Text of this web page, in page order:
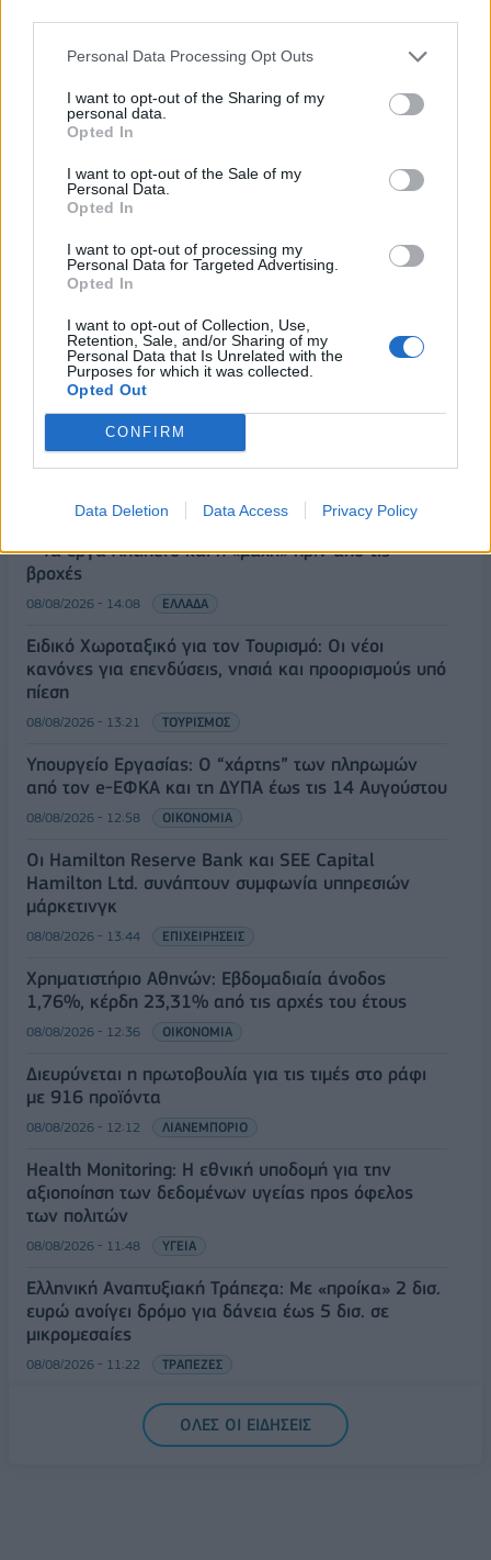
Personal Data Processing Opt Outs
I want to opt-out of the Sharing of my
personal data.
Opted In
I want to opt-out of the Sale of my
Personal Data.
Opted In
I want to opt-out of processing my
Personal Data for Targeted Advertising.
Opted In
I want to opt-out of Collection, Use,
Retention, Sale, and/or Sharing of my
Personal Data that Is Unrelated with the
Purposes for which it was collected.
Opted Out
CONFIRM
Data Deletion Data Access Privacy Policy
ΡΟΗ ΕΙΔΗΣΕΩΝ
Κορυφώνεται η έξοδος του Αυγούστου – Πάνω από
56.000 επιβάτες αναχωρούν σήμερα από τα
λιμάνια της Αττικής
Δυτική Αττική: Η επόμενη ημέρα μετά τις πυρκαγιές
– Τα έργα Antinero και η «μάχη» πριν από τις
βροχές
08/08/2026 - 14:08 ΕΛΛΑΔΑ
Ειδικό Χωροταξικό για τον Τουρισμό: Οι νέοι
κανόνες για επενδύσεις, νησιά και προορισμούς υπό
πίεση
08/08/2026 - 13:21 ΤΟΥΡΙΣΜΟΣ
Υπουργείο Εργασίας: Ο “χάρτης” των πληρωμών
από τον e-ΕΦΚΑ και τη ΔΥΠΑ έως τις 14 Αυγούστου
08/08/2026 - 12:58 ΟΙΚΟΝΟΜΙΑ
Οι Hamilton Reserve Bank και SEE Capital
Hamilton Ltd. συνάπτουν συμφωνία υπηρεσιών
μάρκετινγκ
08/08/2026 - 13:44 ΕΠΙΧΕΙΡΗΣΕΙΣ
Χρηματιστήριο Αθηνών: Εβδομαδιαία άνοδος
1,76%, κέρδη 23,31% από τις αρχές του έτους
08/08/2026 - 12:36 ΟΙΚΟΝΟΜΙΑ
Διευρύνεται η πρωτοβουλία για τις τιμές στο ράφι
με 916 προϊόντα
08/08/2026 - 12:12 ΛΙΑΝΕΜΠΟΡΙΟ
Health Monitoring: Η εθνική υποδομή για την
αξιοποίηση των δεδομένων υγείας προς όφελος
των πολιτών
08/08/2026 - 11:48 ΥΓΕΙΑ
Ελληνική Αναπτυξιακή Τράπεζα: Με «προίκα» 2 δισ.
ευρώ ανοίγει δρόμο για δάνεια έως 5 δισ. σε
μικρομεσαίες
08/08/2026 - 11:22 ΤΡΑΠΕΖΕΣ
5G παντού, 6G στον ορίζοντα: Πού βρίσκεται η
Ελλάδα στη μεγάλη τεχνολογική μετάβαση
ΟΛΕΣ ΟΙ ΕΙΔΗΣΕΙΣ